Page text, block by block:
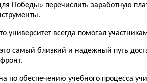
Победы» перечислить заработную
университет всегда помогал
самый близкий и надежный путь
по обеспечению учебного процесса